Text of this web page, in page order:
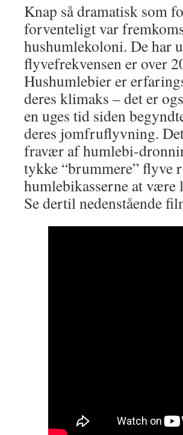
Knap så dramatisk som
forventeligt var
hushumlekoloni. De har
flyvefrekvensen er over
Hushumlebier er
deres klimaks – det er
en uges tid siden
deres jomfruflyvning.
fravær af humlebi-
tykke “brummere” flyve
humlebikasserne at være
Se dertil nedenstående